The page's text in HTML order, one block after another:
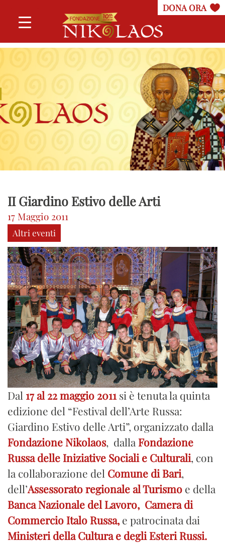
II Giardino Estivo delle Arti
17 Maggio 2011
Altri eventi
Dal 17 al 22 maggio 2011 si è tenuta la quinta
edizione del “Festival dell’Arte Russa:
Giardino Estivo delle Arti”, organizzato dalla
Fondazione Nikolaos, dalla Fondazione
Russa delle Iniziative Sociali e Culturali, con
la collaborazione del Comune di Bari,
dell’Assessorato regionale al Turismo e della
Banca Nazionale del Lavoro, Camera di
Commercio Italo Russa, e patrocinata dai
Ministeri della Cultura e degli Esteri Russi.